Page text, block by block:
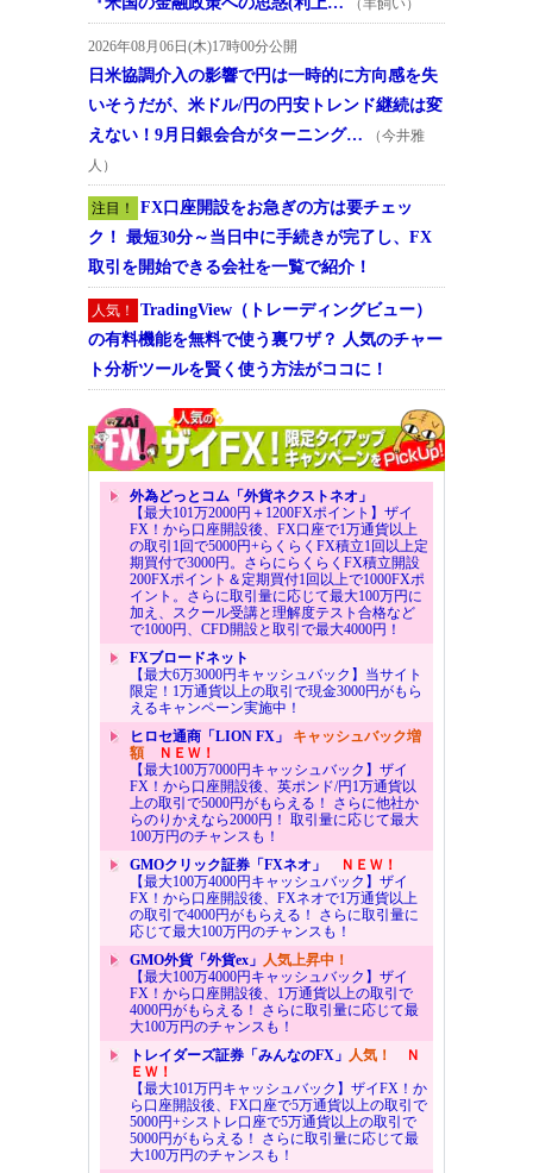
（羊飼い）
2026年08月06日(木)17時00分公開
日米協調介入の影響で円は一時的に方向感を失
いそうだが、米ドル/円の円安トレンド継続は変
えない！9月日銀会合がターニング…
（今井雅
人）
注目！
FX口座開設をお急ぎの方は要チェッ
ク！ 最短30分～当日中に手続きが完了し、FX
取引を開始できる会社を一覧で紹介！
人気！
TradingView（トレーディングビュー）
の有料機能を無料で使う裏ワザ？ 人気のチャー
ト分析ツールを賢く使う方法がココに！
外為どっとコム「外貨ネクストネオ」
【最大101万2000円＋1200FXポイント】ザイ
FX！から口座開設後、FX口座で1万通貨以上
の取引1回で5000円+らくらくFX積立1回以上定
期買付で3000円。さらにらくらくFX積立開設
200FXポイント＆定期買付1回以上で1000FXポ
イント。さらに取引量に応じて最大100万円に
加え、スクール受講と理解度テスト合格など
で1000円、CFD開設と取引で最大4000円！
FXブロードネット
【最大6万3000円キャッシュバック】当サイト
限定！1万通貨以上の取引で現金3000円がもら
えるキャンペーン実施中！
ヒロセ通商「LION FX」 キャッシュバック増
額ＮＥＷ！
【最大100万7000円キャッシュバック】ザイ
FX！から口座開設後、英ポンド/円1万通貨以
上の取引で5000円がもらえる！ さらに他社か
らのりかえなら2000円！ 取引量に応じて最大
100万円のチャンスも！
GMOクリック証券「FXネオ」
ＮＥＷ！
【最大100万4000円キャッシュバック】ザイ
FX！から口座開設後、FXネオで1万通貨以上
の取引で4000円がもらえる！ さらに取引量に
応じて最大100万円のチャンスも！
GMO外貨「外貨ex」 人気上昇中！
【最大100万4000円キャッシュバック】ザイ
FX！から口座開設後、1万通貨以上の取引で
4000円がもらえる！ さらに取引量に応じて最
大100万円のチャンスも！
トレイダーズ証券「みんなのFX」 人気！
Ｎ
ＥＷ！
【最大101万円キャッシュバック】ザイFX！か
ら口座開設後、FX口座で5万通貨以上の取引で
5000円+シストレ口座で5万通貨以上の取引で
5000円がもらえる！ さらに取引量に応じて最
大100万円のチャンスも！